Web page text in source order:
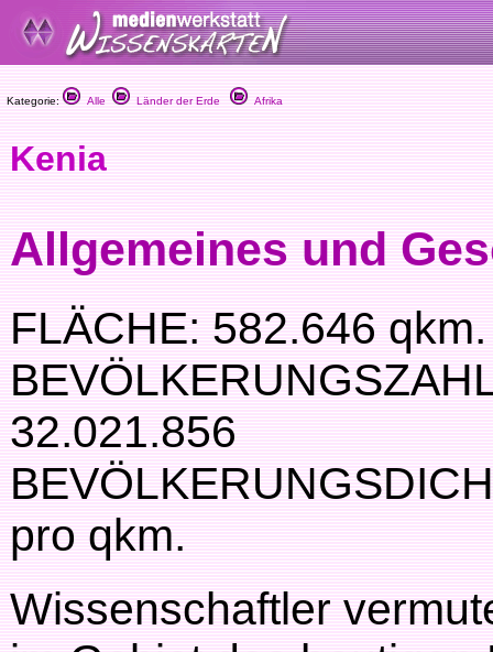
Kategorie: Alle Länder der Erde Afrika
Kenia
Allgemeines und
FLÄCHE: 582.646 qkm.
32.021.856
pro qkm.
Wissenschaftler